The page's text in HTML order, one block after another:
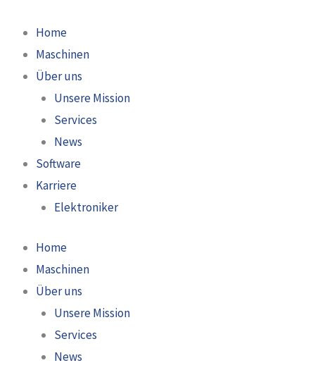
Inhalt
springen
Home
Maschinen
Über uns
Unsere Mission
Services
News
Software
Karriere
Elektroniker
Home
Maschinen
Über uns
Unsere Mission
Services
News